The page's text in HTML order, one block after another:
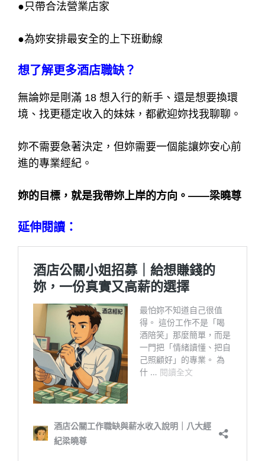
●只帶合法營業店家
●為妳安排最安全的上下班動線
想了解更多酒店職缺？
無論妳是剛滿 18 想入行的新手、還是想要換環
境、找更穩定收入的妹妹，都歡迎妳找我聊聊。
妳不需要急著決定，但妳需要一個能讓妳安心前
進的專業經紀。
妳的目標，就是我帶妳上岸的方向。——梁曉尊
延伸閱讀：